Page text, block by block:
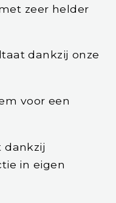
zeer helder
dankzij onze
voor een
dankzij
in eigen